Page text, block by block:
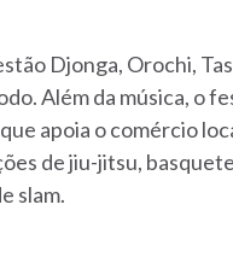
Djonga, Orochi,
Além da música, o
apoia o comércio
de jiu-jitsu,
slam.